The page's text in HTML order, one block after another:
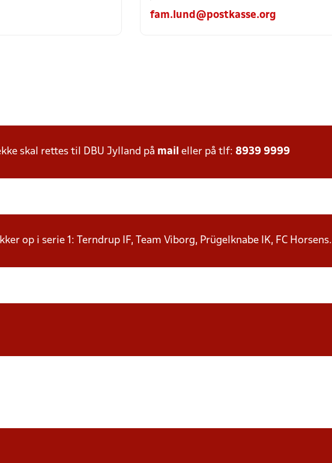
fam.lund@postkasse.org
skal rettes til DBU Jylland på mail eller på tlf: 8939 9999
op i serie 1: Terndrup IF, Team Viborg, Prügelknabe IK, FC Horsens.